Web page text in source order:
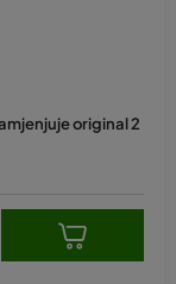
original 2